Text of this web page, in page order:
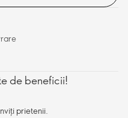
de beneficii!
prietenii.